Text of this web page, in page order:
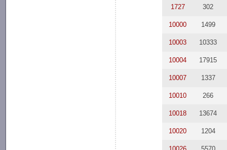
1727 302
10000 1499
10003 10333
10004 17915
10007 1337
10010 266
10018 13674
10020 1204